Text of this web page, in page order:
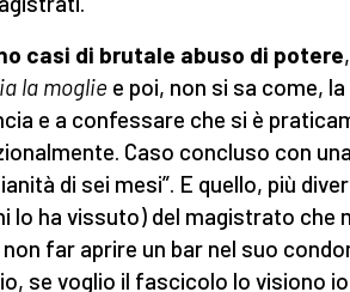
casi di brutale abuso di potere
la moglie e poi, non si sa come,
e a confessare che si è
Caso concluso con
di sei mesi”. E quello, più
lo ha vissuto) del magistrato che
far aprire un bar nel suo
se voglio il fascicolo lo visiono